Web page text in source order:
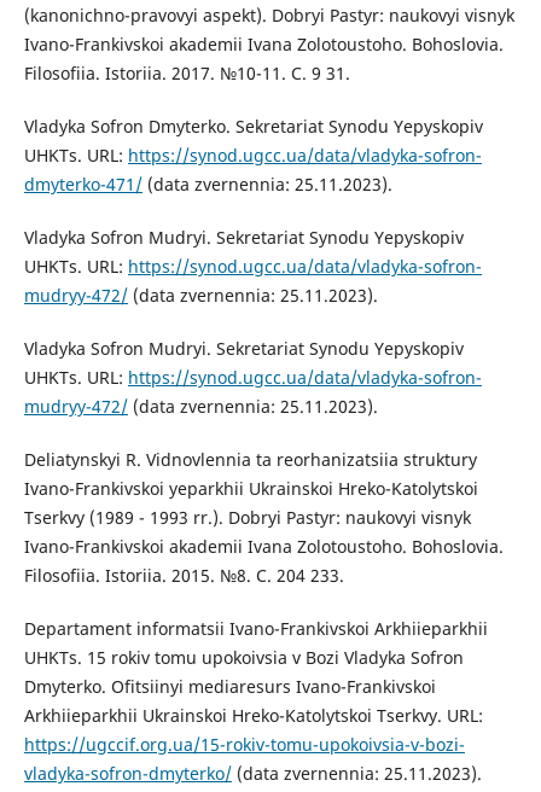
(kanonichno-pravovyi aspekt). Dobryi Pastyr: naukovyi visnyk
Ivano-Frankivskoi akademii Ivana Zolotoustoho. Bohoslovia.
Filosofiia. Istoriia. 2017. №10-11. C. 9 31.
Vladyka Sofron Dmyterko. Sekretariat Synodu Yepyskopiv
UHKTs. URL: https://synod.ugcc.ua/data/vladyka-sofron-
dmyterko-471/(data zvernennia: 25.11.2023).
Vladyka Sofron Mudryi. Sekretariat Synodu Yepyskopiv
UHKTs. URL: https://synod.ugcc.ua/data/vladyka-sofron-
mudryy-472/(data zvernennia: 25.11.2023).
Vladyka Sofron Mudryi. Sekretariat Synodu Yepyskopiv
UHKTs. URL: https://synod.ugcc.ua/data/vladyka-sofron-
mudryy-472/(data zvernennia: 25.11.2023).
Deliatynskyi R. Vidnovlennia ta reorhanizatsiia struktury
Ivano-Frankivskoi yeparkhii Ukrainskoi Hreko-Katolytskoi
Tserkvy (1989 - 1993 rr.). Dobryi Pastyr: naukovyi visnyk
Ivano-Frankivskoi akademii Ivana Zolotoustoho. Bohoslovia.
Filosofiia. Istoriia. 2015. №8. C. 204 233.
Departament informatsii Ivano-Frankivskoi Arkhiieparkhii
UHKTs. 15 rokiv tomu upokoivsia v Bozi Vladyka Sofron
Dmyterko. Ofitsiinyi mediaresurs Ivano-Frankivskoi
Arkhiieparkhii Ukrainskoi Hreko-Katolytskoi Tserkvy. URL:
https://ugccif.org.ua/15-rokiv-tomu-upokoivsia-v-bozi-
vladyka-sofron-dmyterko/(data zvernennia: 25.11.2023).